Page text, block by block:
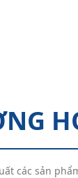
các sản